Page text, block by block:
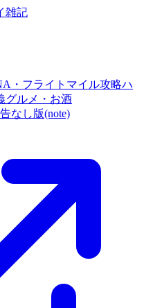
雑記
・フライトマイル攻略ハ
グルメ・お酒
なし版(note)